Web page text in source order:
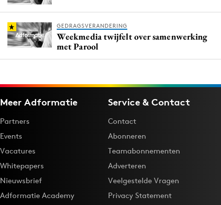
GEDRAGSVERANDERING
Weekmedia twijfelt over samenwerking
met Parool
Meer Adformatie
Partners
Events
Vacatures
Whitepapers
Nieuwsbrief
Adformatie Academy
Service & Contact
Contact
Abonneren
Teamabonnementen
Adverteren
Veelgestelde Vragen
Privacy Statement